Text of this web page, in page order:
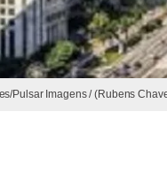
Pulsar Imagens / (Rubens